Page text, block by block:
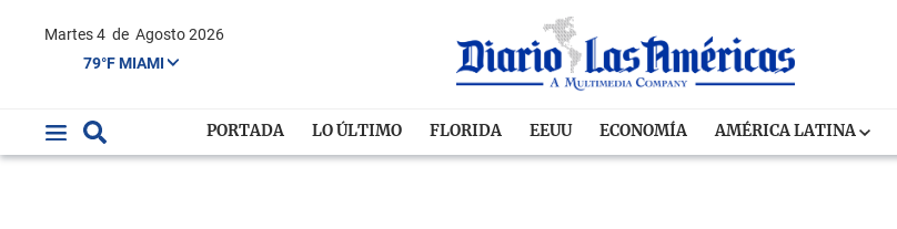
Martes 4 de Agosto 2026
79°F MIAMI
PORTADA LO ÚLTIMO FLORIDA EEUU ECONOMÍA AMÉRICA LATINA